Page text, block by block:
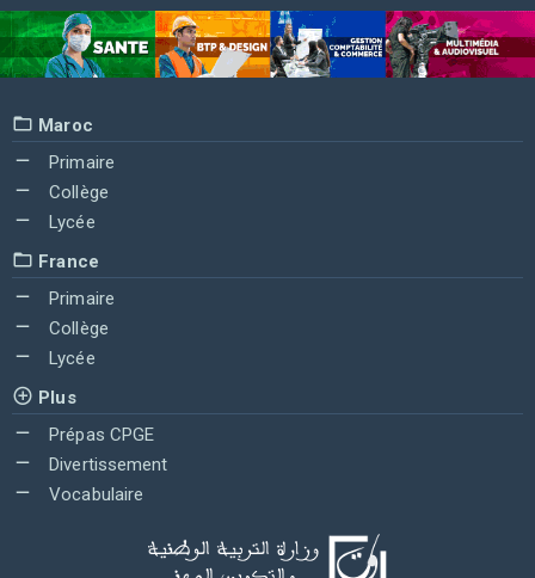
Maroc
Primaire
Collège
Lycée
France
Primaire
Collège
Lycée
Plus
Prépas CPGE
Divertissement
Vocabulaire